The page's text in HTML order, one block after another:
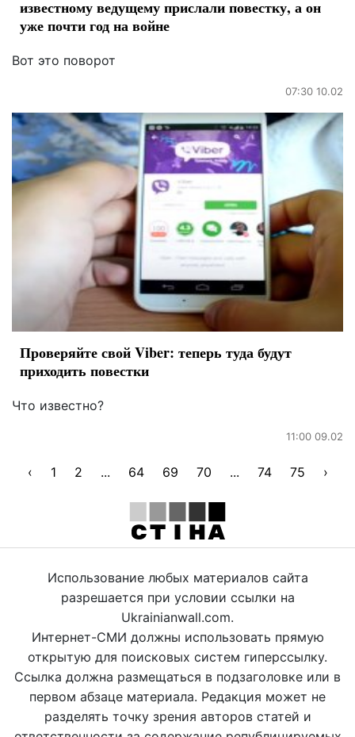
известному ведущему прислали повестку, а он
уже почти год на войне
Вот это поворот
07:30 10.02
Проверяйте свой Viber: теперь туда будут
приходить повестки
Что известно?
11:00 09.02
‹ 1 2 ... 64 69 70 ... 74 75 ›
Использование любых материалов сайта
разрешается при условии ссылки на
Ukrainianwall.com.
Интернет-СМИ должны использовать прямую
открытую для поисковых систем гиперссылку.
Ссылка должна размещаться в подзаголовке или в
первом абзаце материала. Редакция может не
разделять точку зрения авторов статей и